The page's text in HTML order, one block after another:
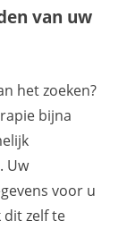
van uw
het zoeken?
bijna
Uw
voor u
zelf te